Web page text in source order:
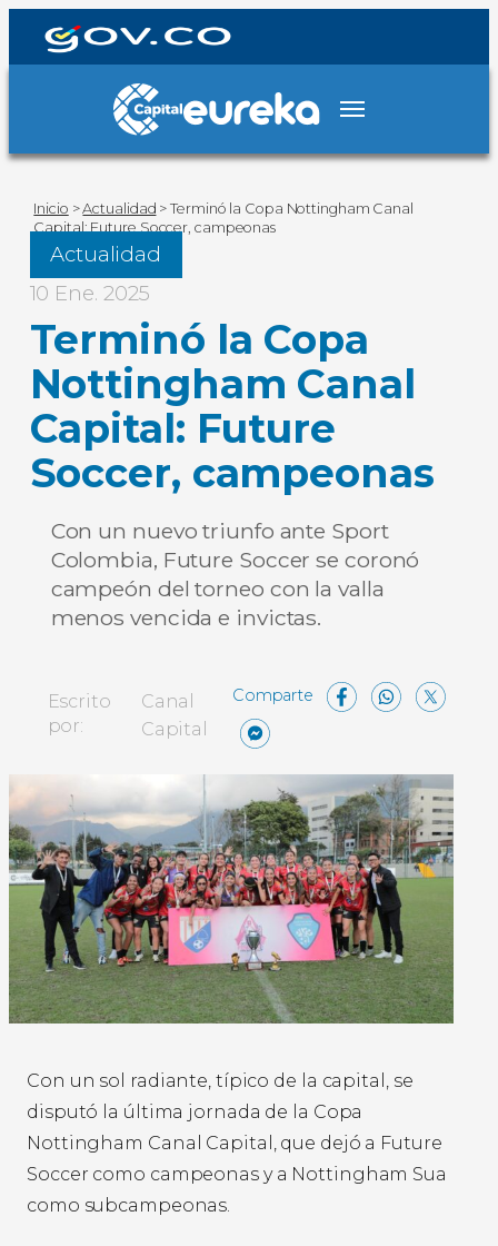
Inicio >Actualidad >Terminó la Copa Nottingham Canal
Capital: Future Soccer, campeonas
Actualidad
10 Ene. 2025
Terminó la Copa
Nottingham Canal
Capital: Future
Soccer, campeonas
Con un nuevo triunfo ante Sport
Colombia, Future Soccer se coronó
campeón del torneo con la valla
menos vencida e invictas.
Escrito
por:
Canal
Capital
Con un sol radiante, típico de la capital, se
disputó la última jornada de la Copa
Nottingham Canal Capital, que dejó a Future
Soccer como campeonas y a Nottingham Sua
como subcampeonas.